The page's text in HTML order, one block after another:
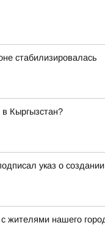
стабилизировалась
Кыргызстан?
указ о
жителями нашего